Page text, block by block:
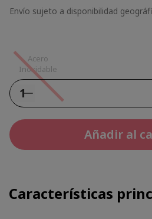
Envío sujeto a disponibilidad
Acero
Inoxidable
Añadir al
Características